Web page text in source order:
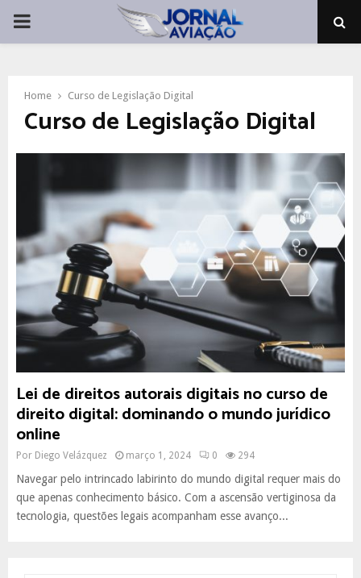
PRIMARY
Home Curso de Legislação Digital
Curso de Legislação Digital
Lei de direitos autorais digitais no curso de
direito digital: dominando o mundo jurídico
online
Por Diego Velázquez março 1, 2024 0 294
Navegar pelo intrincado labirinto do mundo digital requer mais do
que apenas conhecimento básico. Com a ascensão vertiginosa da
tecnologia, questões legais acompanham esse avanço...